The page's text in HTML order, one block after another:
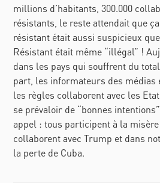
millions d’habitants, 300.000
résistants, le reste attendait que
résistant était aussi suspicieux
Résistant était même “illégal” !
dans les pays qui souffrent du
part, les informateurs des médias
les règles collaborent avec les
se prévaloir de “bonnes
appel : tous participent à la
collaborent avec Trump et dans
la perte de Cuba.